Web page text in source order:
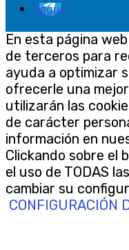
Seguir
En esta página
de terceros para
ayuda a optimizar
ofrecerle una
utilizarán las
de carácter
información en
Clickando sobre el
el uso de TODAS
cambiar su
CONFIGURACIÓN